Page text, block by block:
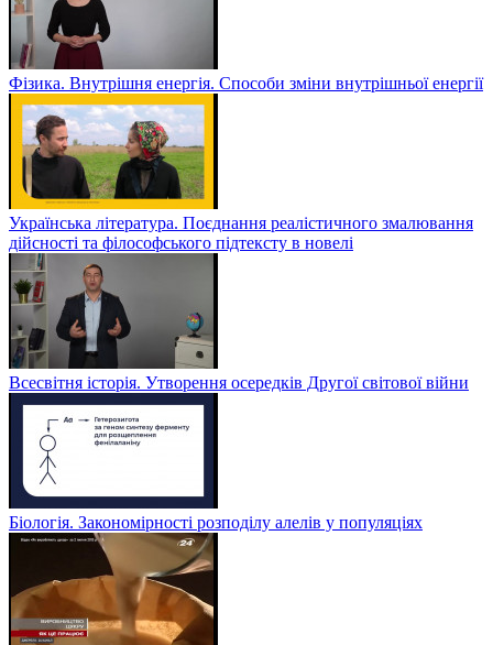
Фізика. Внутрішня енергія. Способи зміни внутрішньої енергії
Українська література. Поєднання реалістичного змалювання
дійсності та філософського підтексту в новелі
Всесвітня історія. Утворення осередків Другої світової війни
Біологія. Закономірності розподілу алелів у популяціях